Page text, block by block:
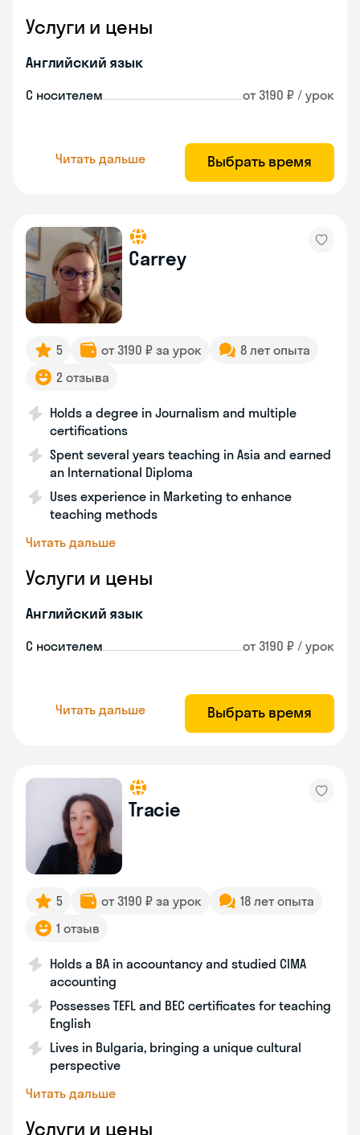
Услуги и цены
Английский язык
С носителем от 3190 ₽ / урок
Читать дальше Выбрать время
Carrey
5 от 3190 ₽ за урок
8 лет опыта
2 отзыва
Holds a degree in Journalism and multiple
certifications
Spent several years teaching in Asia and earned
an International Diploma
Uses experience in Marketing to enhance
teaching methods
Читать дальше
Услуги и цены
Английский язык
С носителем от 3190 ₽ / урок
Читать дальше Выбрать время
Tracie
5 от 3190 ₽ за урок
18 лет опыта
1 отзыв
Holds a BA in accountancy and studied CIMA
accounting
Possesses TEFL and BEC certificates for teaching
English
Lives in Bulgaria, bringing a unique cultural
perspective
Читать дальше
Услуги и цены